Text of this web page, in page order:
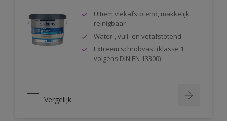
Ultiem vlekafstotend, makkelijk
reinigbaar
Water-, vuil- en vetafstotend
Extreem schrobvast (klasse 1
volgens DIN EN 13300)
Vergelijk